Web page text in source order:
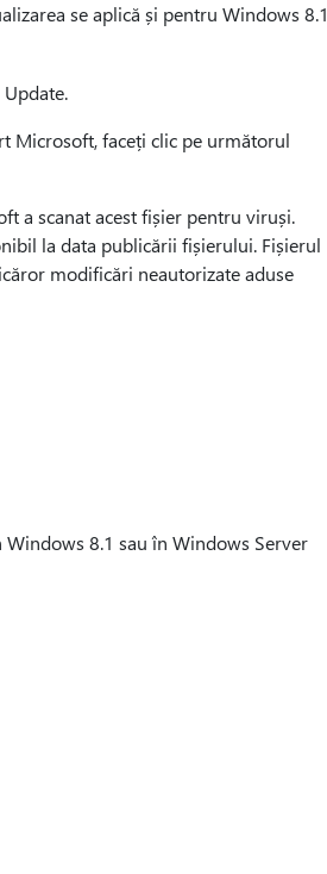
se aplică și pentru Windows 8.1
Microsoft, faceți clic pe următorul
a scanat acest fișier pentru viruși.
la data publicării fișierului. Fișierul
modificări neautorizate aduse
Windows 8.1 sau în Windows Server